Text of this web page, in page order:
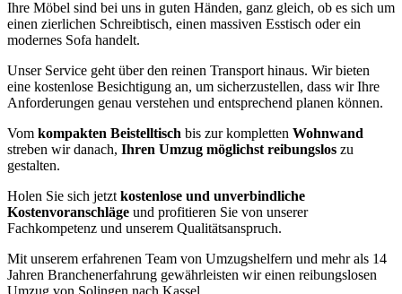
Ihre Möbel sind bei uns in guten Händen, ganz gleich, ob es sich um
einen zierlichen Schreibtisch, einen massiven Esstisch oder ein
modernes Sofa handelt.
Unser Service geht über den reinen Transport hinaus. Wir bieten
eine kostenlose Besichtigung an, um sicherzustellen, dass wir Ihre
Anforderungen genau verstehen und entsprechend planen können.
Vom kompakten Beistelltisch bis zur kompletten Wohnwand
streben wir danach, Ihren Umzug möglichst reibungslos zu
gestalten.
Holen Sie sich jetzt kostenlose und unverbindliche
Kostenvoranschläge und profitieren Sie von unserer
Fachkompetenz und unserem Qualitätsanspruch.
Mit unserem erfahrenen Team von Umzugshelfern und mehr als 14
Jahren Branchenerfahrung gewährleisten wir einen reibungslosen